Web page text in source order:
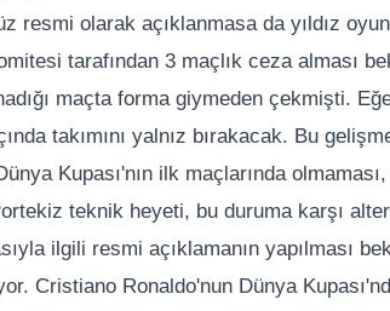
resmi olarak açıklanmasa da yıldız
tarafından 3 maçlık ceza alması
maçta forma giymeden çekmişti.
takımını yalnız bırakacak. Bu
Kupası'nın ilk maçlarında
teknik heyeti, bu duruma karşı
ilgili resmi açıklamanın yapılması
Cristiano Ronaldo'nun Dünya